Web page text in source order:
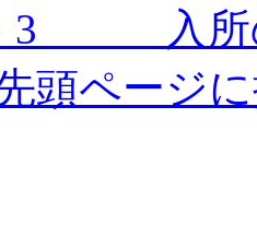
3 入所の
頭ページ